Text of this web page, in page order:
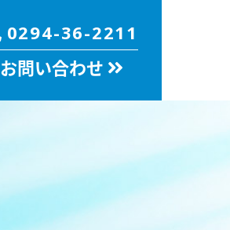
0294-36-2211
お問い合わせ